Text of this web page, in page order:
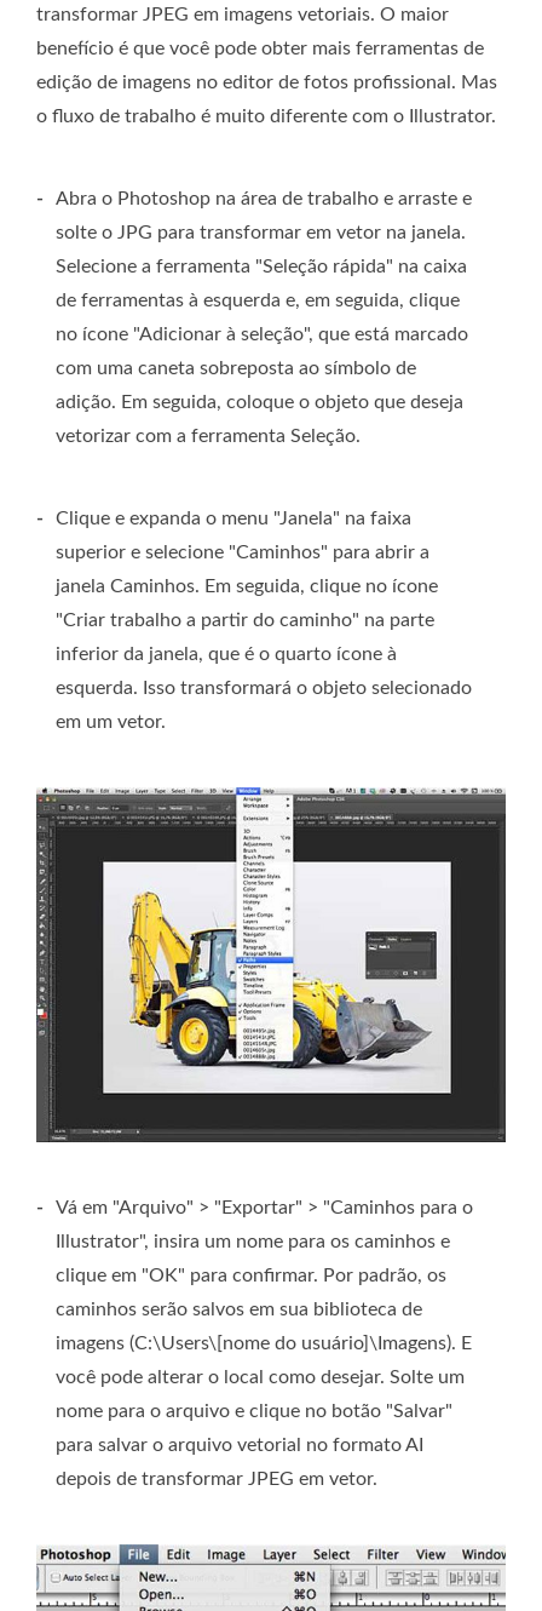
transformar JPEG em imagens vetoriais. O maior
benefício é que você pode obter mais ferramentas de
edição de imagens no editor de fotos profissional. Mas
o fluxo de trabalho é muito diferente com o Illustrator.
-
Abra o Photoshop na área de trabalho e arraste e
solte o JPG para transformar em vetor na janela.
Selecione a ferramenta "Seleção rápida" na caixa
de ferramentas à esquerda e, em seguida, clique
no ícone "Adicionar à seleção", que está marcado
com uma caneta sobreposta ao símbolo de
adição. Em seguida, coloque o objeto que deseja
vetorizar com a ferramenta Seleção.
-
Clique e expanda o menu "Janela" na faixa
superior e selecione "Caminhos" para abrir a
janela Caminhos. Em seguida, clique no ícone
"Criar trabalho a partir do caminho" na parte
inferior da janela, que é o quarto ícone à
esquerda. Isso transformará o objeto selecionado
em um vetor.
-
Vá em "Arquivo" > "Exportar" > "Caminhos para o
Illustrator", insira um nome para os caminhos e
clique em "OK" para confirmar. Por padrão, os
caminhos serão salvos em sua biblioteca de
imagens (C:\Users\[nome do usuário]\Imagens). E
você pode alterar o local como desejar. Solte um
nome para o arquivo e clique no botão "Salvar"
para salvar o arquivo vetorial no formato AI
depois de transformar JPEG em vetor.